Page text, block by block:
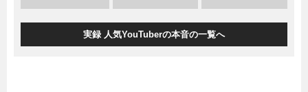
実録 人気YouTuberの本音の一覧へ